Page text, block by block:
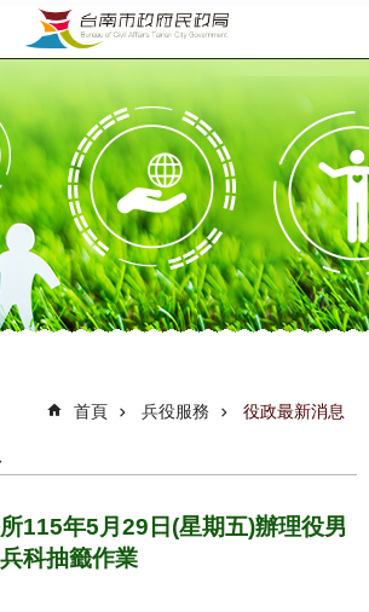
首頁 兵役服務 役政最新消息
115年5月29日(星期五)辦理役男
科抽籤作業